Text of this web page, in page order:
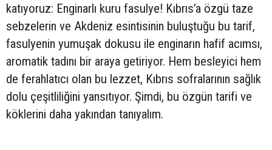
katıyoruz: Enginarlı kuru fasulye! Kıbrıs’a özgü taze
sebzelerin ve Akdeniz esintisinin buluştuğu bu tarif,
fasulyenin yumuşak dokusu ile enginarın hafif acımsı,
aromatik tadını bir araya getiriyor. Hem besleyici hem
de ferahlatıcı olan bu lezzet, Kıbrıs sofralarının sağlık
dolu çeşitliliğini yansıtıyor. Şimdi, bu özgün tarifi ve
köklerini daha yakından tanıyalım.